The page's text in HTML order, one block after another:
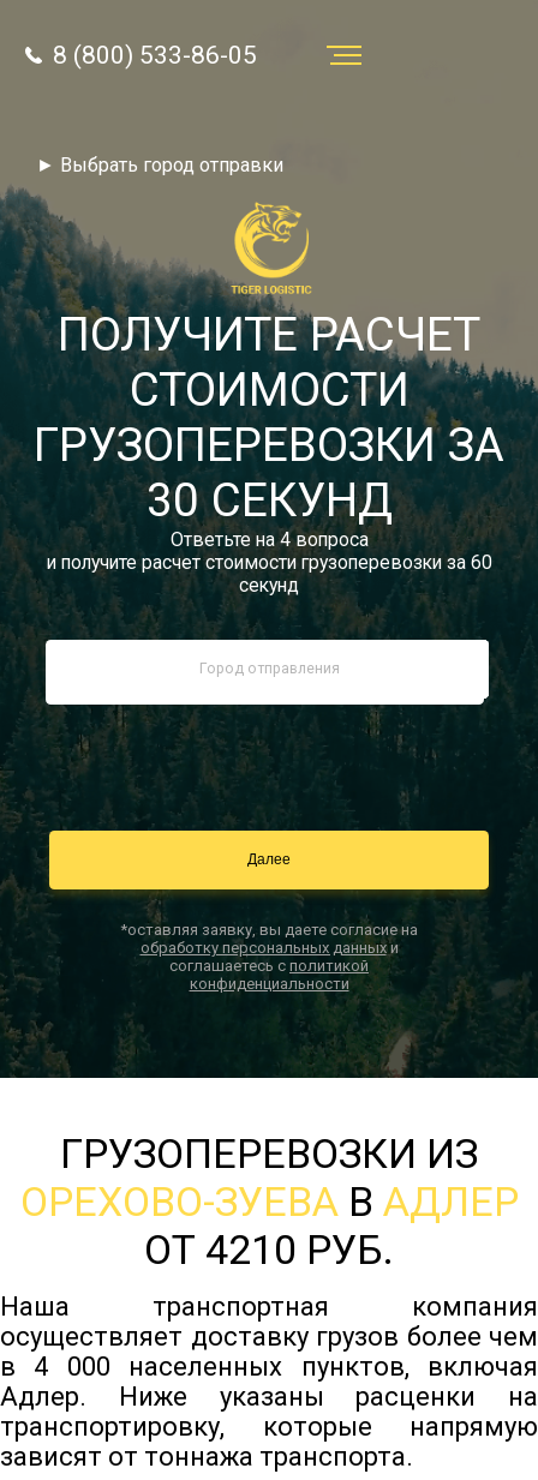
8 (800) 533-86-05
Звонок по России бесплатный
autotransport24@yandex.ru
Заказать звонок
Тарифы
Отзывы
Статьи
Новости
Документы
Контакты
► Выбрать город отправки
8 (800) 533-86-05
ПОЛУЧИТЕ РАСЧЕТ
СТОИМОСТИ
ГРУЗОПЕРЕВОЗКИ ЗА
30 СЕКУНД
Ответьте на 4 вопроса
и получите расчет стоимости грузоперевозки за 60
секунд
*оставляя заявку, вы даете согласие на
обработку персональных данныхи
соглашаетесь с политикой
конфиденциальности
ГРУЗОПЕРЕВОЗКИ ИЗ
ОРЕХОВО-ЗУЕВАВ АДЛЕР
ОТ 4210 РУБ.
Наша транспортная компания
осуществляет доставку грузов более чем
в 4 000 населенных пунктов, включая
Адлер. Ниже указаны расценки на
транспортировку, которые напрямую
зависят от тоннажа транспорта.